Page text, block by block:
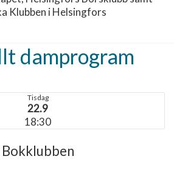
Klubben i Helsingfors
damprogram
Tisdag
22.9
18:30
Bokklubben